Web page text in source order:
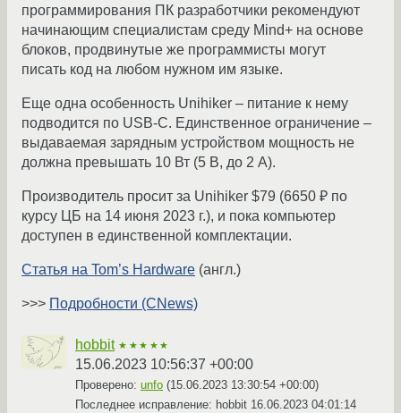
программирования ПК разработчики рекомендуют
начинающим специалистам среду Mind+ на основе
блоков, продвинутые же программисты могут
писать код на любом нужном им языке.
Еще одна особенность Unihiker – питание к нему
подводится по USB-C. Единственное ограничение –
выдаваемая зарядным устройством мощность не
должна превышать 10 Вт (5 В, до 2 А).
Производитель просит за Unihiker $79 (6650 ₽ по
курсу ЦБ на 14 июня 2023 г.), и пока компьютер
доступен в единственной комплектации.
Статья на Tom’s Hardware (англ.)
>>> Подробности (CNews)
hobbit ★★★★★
15.06.2023 10:56:37 +00:00
Проверено: unfo (15.06.2023 13:30:54 +00:00)
Последнее исправление: hobbit 16.06.2023 04:01:14